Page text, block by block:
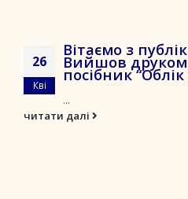
26
Кві
Вітаємо з
Вийшов
посібник
...
читати далі